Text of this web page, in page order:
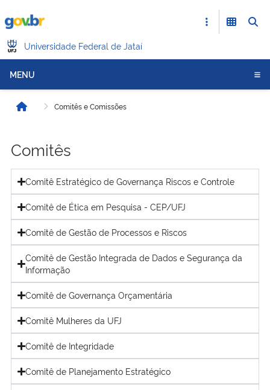
Universidade Federal de Jataí
MENU
Início Comitês e Comissões
Comitês
Comitê Estratégico de Governança Riscos e Controle
Comitê de Ética em Pesquisa - CEP/UFJ
Comitê de Gestão de Processos e Riscos
Comitê de Gestão Integrada de Dados e Segurança da
Informação
Comitê de Governança Orçamentária
Comitê Mulheres da UFJ
Comitê de Integridade
Comitê de Planejamento Estratégico